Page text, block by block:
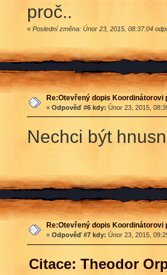
proč..
« Poslední změna: Únor 23, 2015, 08:37:04
Re:Otevřený dopis Koordinátorovi
« Odpověď #6 kdy: Únor 23, 2015,
Nechci být
Re:Otevřený dopis Koordinátorovi
« Odpověď #7 kdy: Únor 23, 2015,
Citace: Theodor